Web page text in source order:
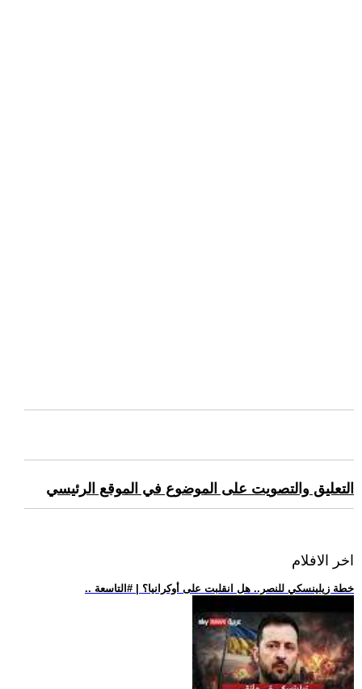
التعليق والتصويت على الموضوع في الموقع الرئيسي
اخر الافلام
.. خطة زيلينسكي للنصر.. هل انقلبت على أوكرانيا؟ | #التاسعة